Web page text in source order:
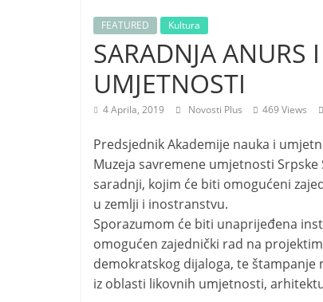
FEATURED Kultura
SARADNJA ANURS
UMJETNOSTI
4 Aprila, 2019 Novosti Plus 469 Views
Predsjednik Akademije nauka i
Muzeja savremene umjetnosti
saradnji, kojim će biti omogućeni
u zemlji i inostranstvu.
Sporazumom će biti unaprijeđena
omogućen zajednički rad na
demokratskog dijaloga, te
iz oblasti likovnih umjetnosti,